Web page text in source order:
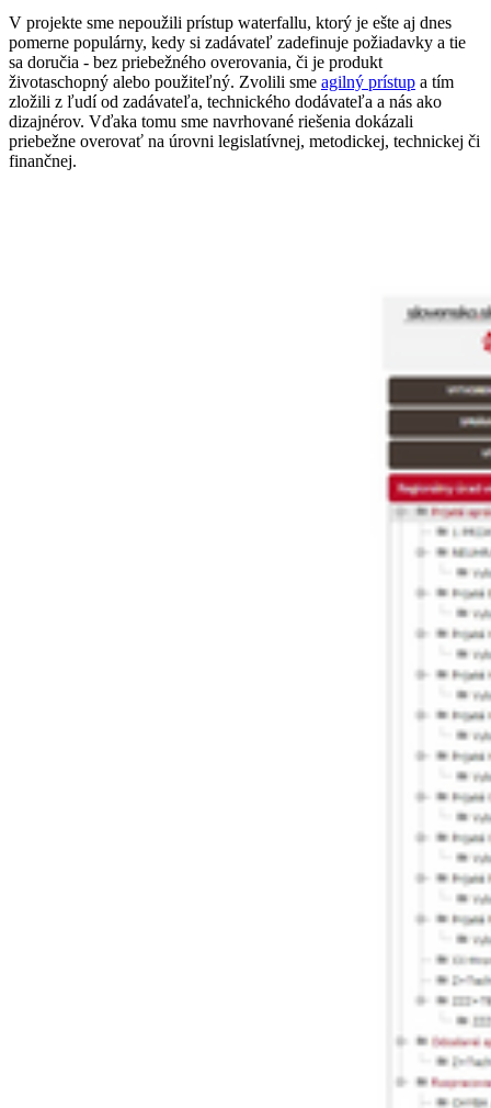
V projekte sme nepoužili prístup waterfallu, ktorý je ešte aj dnes
pomerne populárny, kedy si zadávateľ zadefinuje požiadavky a tie
sa doručia - bez priebežného overovania, či je produkt
životaschopný alebo použiteľný. Zvolili sme agilný prístup a tím
zložili z ľudí od zadávateľa, technického dodávateľa a nás ako
dizajnérov. Vďaka tomu sme navrhované riešenia dokázali
priebežne overovať na úrovni legislatívnej, metodickej, technickej či
finančnej.